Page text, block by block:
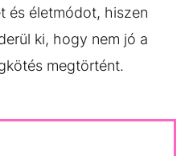
és életmódot, hiszen
ki, hogy nem jó a
megtörtént.